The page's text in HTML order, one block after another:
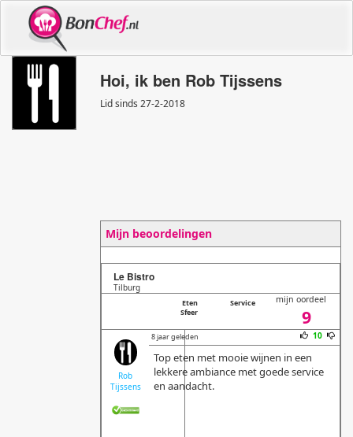
Hoi, ik ben Rob Tijssens
Lid sinds 27-2-2018
Mijn beoordelingen
Le Bistro
Tilburg
Eten
Service
Sfeer
mijn oordeel
9
Rob
Tijssens
8 jaar geleden 10
Top eten met mooie wijnen in een
lekkere ambiance met goede service
en aandacht.